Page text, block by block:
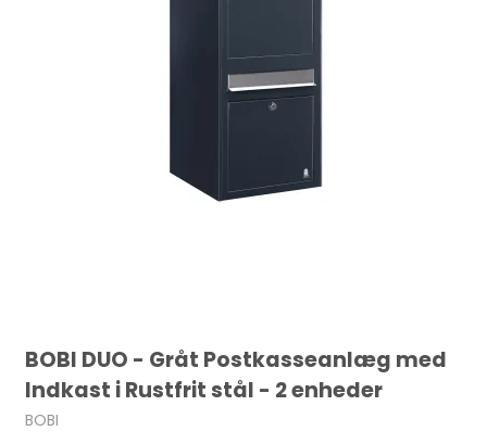
BOBI DUO - Gråt Postkasseanlæg med
Indkast i Rustfrit stål - 2 enheder
BOBI